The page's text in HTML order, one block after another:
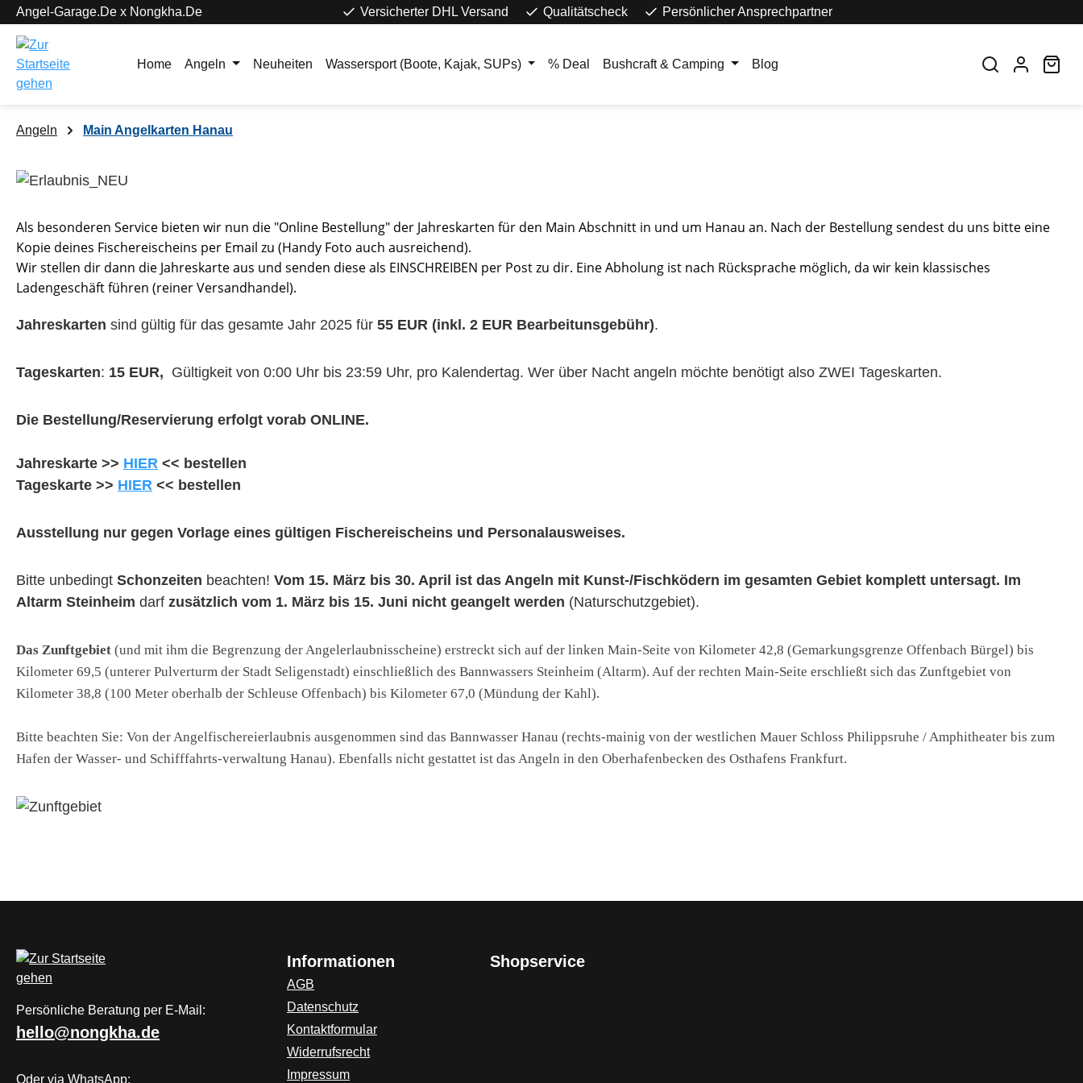
Zur Hauptnavigation springen
Angel-Garage.De x Nongkha.De Versicherter DHL Versand Qualitätscheck Persönlicher Ansprechpartner
Home Angeln Neuheiten Wassersport (Boote, Kajak, SUPs) % Deal Bushcraft & Camping Blog
Angeln Main Angelkarten Hanau
Als besonderen Service bieten wir nun die "Online Bestellung" der Jahreskarten für den Main Abschnitt in und um Hanau an. Nach der Bestellung sendest du uns bitte eine
Kopie deines Fischereischeins per Email zu (Handy Foto auch ausreichend).
Wir stellen dir dann die Jahreskarte aus und senden diese als EINSCHREIBEN per Post zu dir. Eine Abholung ist nach Rücksprache möglich, da wir kein klassisches
Ladengeschäft führen (reiner Versandhandel).
Jahreskarten sind gültig für das gesamte Jahr 2025 für 55 EUR (inkl. 2 EUR Bearbeitunsgebühr).
Tageskarten: 15 EUR, Gültigkeit von 0:00 Uhr bis 23:59 Uhr, pro Kalendertag. Wer über Nacht angeln möchte benötigt also ZWEI Tageskarten.
Die Bestellung/Reservierung erfolgt vorab ONLINE.
Jahreskarte >> HIER << bestellen
Tageskarte >> HIER << bestellen
Ausstellung nur gegen Vorlage eines gültigen Fischereischeins und Personalausweises.
Bitte unbedingt Schonzeiten beachten! Vom 15. März bis 30. April ist das Angeln mit Kunst-/Fischködern im gesamten Gebiet komplett untersagt. Im
Altarm Steinheim darf zusätzlich vom 1. März bis 15. Juni nicht geangelt werden (Naturschutzgebiet).
Das Zunftgebiet (und mit ihm die Begrenzung der Angelerlaubnisscheine) erstreckt sich auf der linken Main-Seite von Kilometer 42,8 (Gemarkungsgrenze Offenbach Bürgel) bis
Kilometer 69,5 (unterer Pulverturm der Stadt Seligenstadt) einschließlich des Bannwassers Steinheim (Altarm). Auf der rechten Main-Seite erschließt sich das Zunftgebiet von
Kilometer 38,8 (100 Meter oberhalb der Schleuse Offenbach) bis Kilometer 67,0 (Mündung der Kahl).
Bitte beachten Sie: Von der Angelfischereierlaubnis ausgenommen sind das Bannwasser Hanau (rechts-mainig von der westlichen Mauer Schloss Philippsruhe / Amphitheater bis zum
Hafen der Wasser- und Schifffahrts-verwaltung Hanau). Ebenfalls nicht gestattet ist das Angeln in den Oberhafenbecken des Osthafens Frankfurt.
Persönliche Beratung per E-Mail:
hello@nongkha.de
Oder via WhatsApp:
Informationen
AGB
Datenschutz
Kontaktformular
Widerrufsrecht
Impressum
Shopservice